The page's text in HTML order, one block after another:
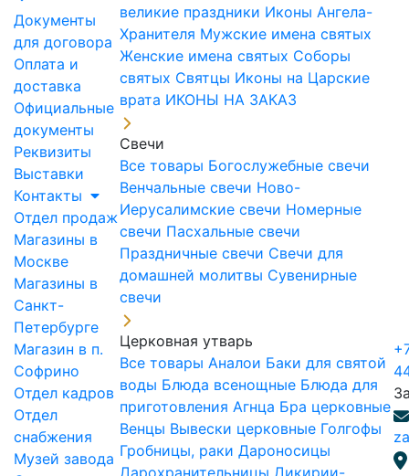
Документы
для договора
Оплата и
доставка
Официальные
документы
Реквизиты
Выставки
Контакты
Отдел продаж
Магазины в
Москве
Магазины в
Санкт-
Петербурге
Магазин в п.
Софрино
Отдел кадров
Отдел
снабжения
Музей завода
великие праздники Иконы Ангела-
Хранителя Мужские имена святых
Женские имена святых Соборы
святых Святцы Иконы на Царские
врата ИКОНЫ НА ЗАКАЗ
Свечи
Все товары Богослужебные свечи
Венчальные свечи Ново-
Иерусалимские свечи Номерные
свечи Пасхальные свечи
Праздничные свечи Свечи для
домашней молитвы Сувенирные
свечи
Церковная утварь
Все товары Аналои Баки для святой
воды Блюда всенощные Блюда для
приготовления Агнца Бра церковные
Венцы Вывески церковные Голгофы
Гробницы, раки Дароносицы
Дарохранительницы Дикирии-